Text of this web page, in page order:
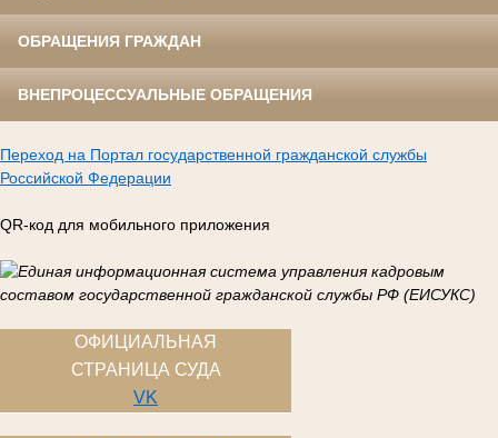
ОБРАЩЕНИЯ ГРАЖДАН
ВНЕПРОЦЕССУАЛЬНЫЕ ОБРАЩЕНИЯ
Переход на Портал государственной гражданской службы
Российской Федерации
QR-код для мобильного приложения
ОФИЦИАЛЬНАЯ
СТРАНИЦА СУДА
VK